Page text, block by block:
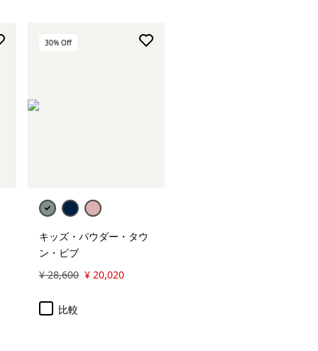
30% Off
キッズ・パウダー・タウ
ン・ビブ
¥ 28,600 ¥ 20,020
比較